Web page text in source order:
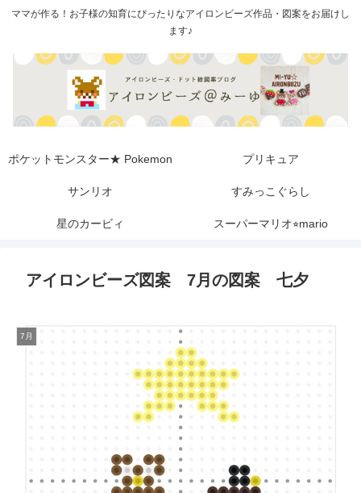
ママが作る！お子様の知育にぴったりなアイロンビーズ作品・図案をお届けし
ます♪
ポケットモンスター★ Pokemon プリキュア
サンリオ すみっこぐらし
星のカービィ スーパーマリオ⭐︎mario
アイロンビーズ図案 7月の図案 七夕
7月